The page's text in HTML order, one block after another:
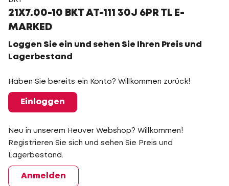
21X7.00-10 BKT AT-111 30J 6PR TL E-
MARKED
Loggen Sie ein und sehen Sie Ihren Preis und
Lagerbestand
Haben Sie bereits ein Konto? Willkommen zurück!
Einloggen
Neu in unserem Heuver Webshop? Willkommen!
Registrieren Sie sich und sehen Sie Preis und
Lagerbestand.
Anmelden